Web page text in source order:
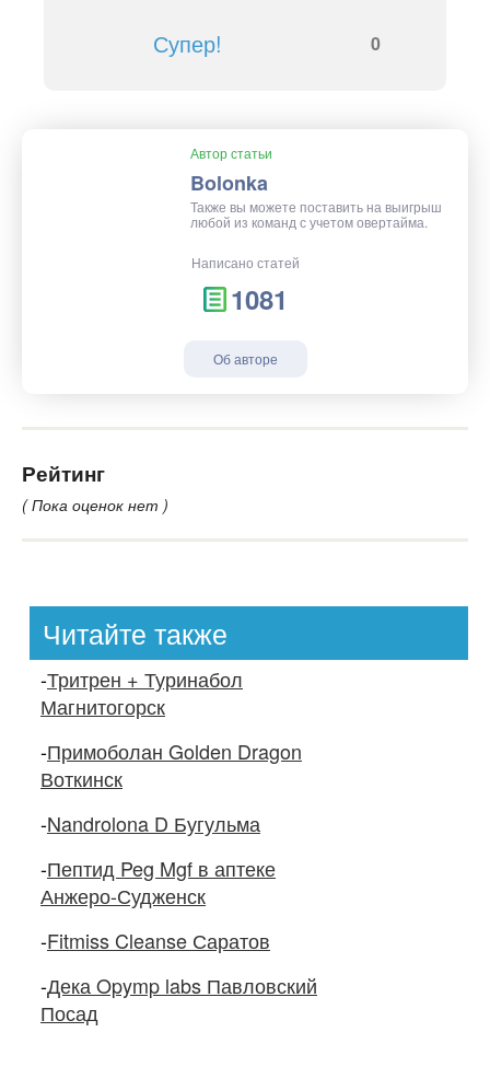
Супер! 0
Автор статьи
Bolonka
Также вы можете поставить на выигрыш
любой из команд с учетом овертайма.
Написано статей
1081
Об авторе
Рейтинг
( Пока оценок нет )
Читайте также
-Тритрен + Туринабол
Магнитогорск
-Примоболан Golden Dragon
Воткинск
-Nandrolona D Бугульма
-Пептид Peg Mgf в аптеке
Анжеро-Судженск
-Fitmiss Cleanse Саратов
-Дека Opymp labs Павловский
Посад